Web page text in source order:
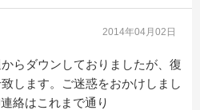
2014年04月02日
らダウンしておりましたが、復
します。ご迷惑をおかけしまし
絡はこれまで通り